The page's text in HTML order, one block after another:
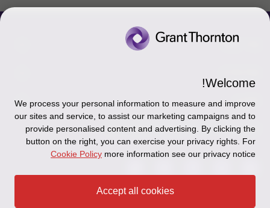
צור קשר
כניסה לעובדים - דוא"ל
כניסה לעובדים - דוחות עבודה
אודותינו
זיכרון והנצחה
תקנון
מדיניות הפרטיות
Disclaimer
Ethics Hotline
עקבו אחרינו ברשתות החברתיות
Welcome!
We process your personal information to measure and improve
our sites and service, to assist our marketing campaigns and to
provide personalised content and advertising. By clicking the
button on the right, you can exercise your privacy rights. For
more information see our privacy notice
Cookie Policy
Accept all cookies